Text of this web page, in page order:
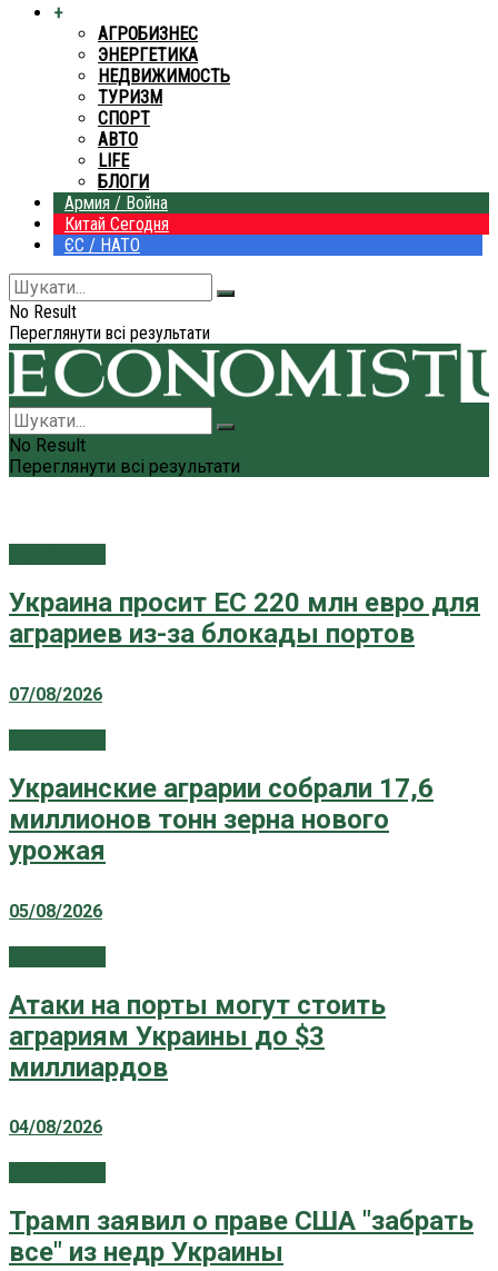
+
АГРОБИЗНЕС
ЭНЕРГЕТИКА
НЕДВИЖИМОСТЬ
ТУРИЗМ
СПОРТ
АВТО
LIFE
БЛОГИ
Армия / Война
Китай Сегодня
ЄС / НАТО
No Result
Переглянути всі результати
No Result
Переглянути всі результати
Украина просит ЕС 220 млн евро для
аграриев из-за блокады портов
07/08/2026
Украинские аграрии собрали 17,6
миллионов тонн зерна нового
урожая
05/08/2026
Атаки на порты могут стоить
аграриям Украины до $3
миллиардов
04/08/2026
Трамп заявил о праве США "забрать
все" из недр Украины